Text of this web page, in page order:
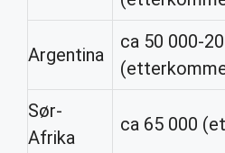
Argentina
ca 50 000-
Sør-
Afrika
ca 65 000